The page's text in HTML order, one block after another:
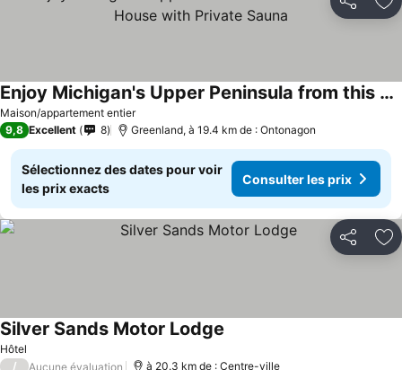
Partager
Maison/appartement entier
Enjoy Michigan's Upper Peninsula from this Trailside House with Private Sauna
9,8 Excellent 8 Greenland, à 19.4 km de : Ontonagon
Sélectionnez des dates pour voir
les prix exacts
Consulter les prix
Partager
Hôtel
Silver Sands Motor Lodge
/ Aucune évaluation à 20.3 km de : Centre-ville